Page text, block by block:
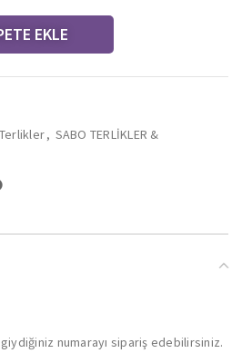
EKLE
, SABO TERLİKLER &
numarayı sipariş edebilirsiniz.